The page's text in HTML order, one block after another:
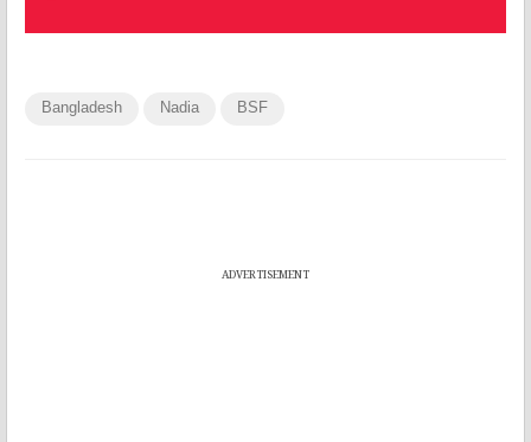
Bangladesh Nadia BSF
ADVERTISEMENT